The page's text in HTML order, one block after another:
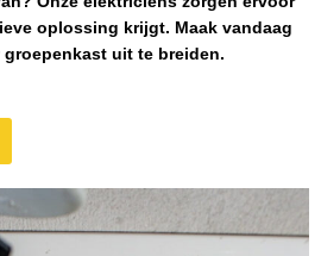
oplossing krijgt. Maak vandaag
uit te breiden.